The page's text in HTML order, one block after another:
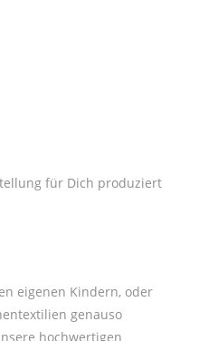
für Dich produziert
eigenen Kindern, oder
genauso
hochwertigen